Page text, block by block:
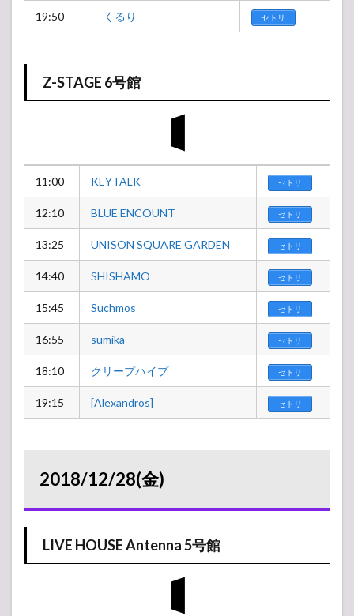
19:50 くるり セトリ
Z-STAGE 6号館
11:00 KEYTALK セトリ
12:10 BLUE ENCOUNT セトリ
13:25 UNISON SQUARE GARDEN セトリ
14:40 SHISHAMO セトリ
15:45 Suchmos セトリ
16:55 sumika セトリ
18:10 クリープハイプ セトリ
19:15 [Alexandros] セトリ
2018/12/28(金)
LIVE HOUSE Antenna 5号館